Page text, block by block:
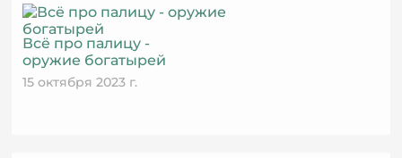
Всё про палицу -
оружие богатырей
15 октября 2023 г.